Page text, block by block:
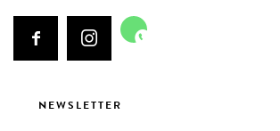
  
NEWSLETTER